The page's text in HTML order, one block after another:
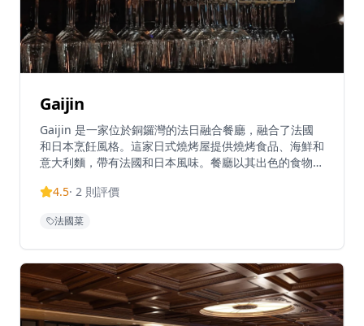
Gaijin
Gaijin 是一家位於銅鑼灣的法日融合餐廳，融合了法國
和日本烹飪風格。這家日式燒烤屋提供燒烤食品、海鮮和
意大利麵，帶有法國和日本風味。餐廳以其出色的食物而
道菜親自挑選時令食材和海鮮，創造出非凡的法式西餐體
Circle Tower（又稱永光中心）9樓。雖然座位空間不算
尋求精緻法日融合料理的著名目的地。餐廳的菜單經過精
心設計，每一道菜都展現了法日融合料理的獨特魅力。從
經典的法式前菜到創新的日式燒烤，每一道都經過精心製
作，確保呈現最佳風味。餐廳的環境設計現代而優雅，營
4.5· 2 則評價
法國菜